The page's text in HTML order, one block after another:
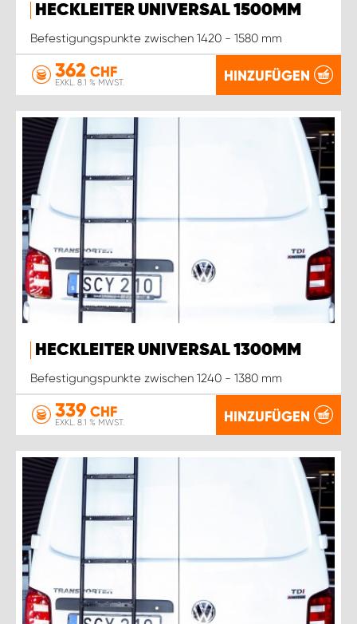
HECKLEITER UNIVERSAL 1500MM
Befestigungspunkte zwischen 1420 - 1580 mm
362 CHF
EXKL. 8.1 % MWST. HINZUFÜGEN
HECKLEITER UNIVERSAL 1300MM
Befestigungspunkte zwischen 1240 - 1380 mm
339 CHF
EXKL. 8.1 % MWST. HINZUFÜGEN